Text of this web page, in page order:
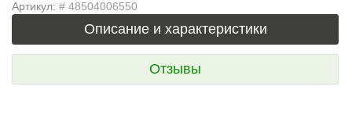
Артикул: # 48504006550
Описание и характеристики
Отзывы